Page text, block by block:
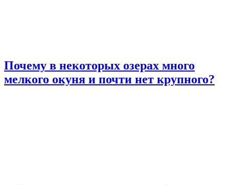
Почему в некоторых озерах много
мелкого окуня и почти нет крупного?